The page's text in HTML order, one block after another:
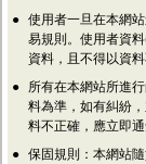
轉接頭
偽裝嚇阻假監視
行車紀錄器.車用
客訂商品
● 使用者一旦在本網
易規則。使用者資
資料，且不得以資
●
所有在本網站所進
料為準，如有糾紛
料不正確，應立即
● 保固規則：本網站